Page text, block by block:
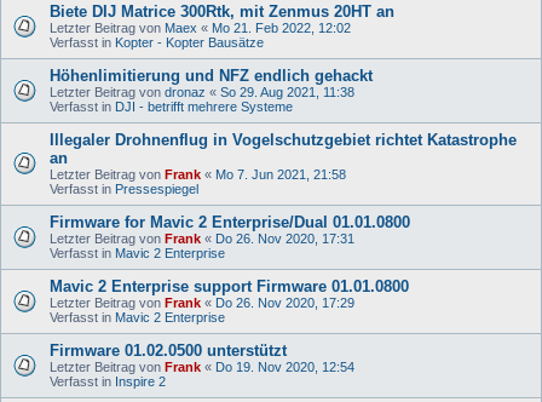
Biete DIJ Matrice 300Rtk, mit Zenmus 20HT an
Letzter Beitrag von Maex « Mo 21. Feb 2022, 12:02
Verfasst in Kopter - Kopter Bausätze
Höhenlimitierung und NFZ endlich gehackt
Letzter Beitrag von dronaz « So 29. Aug 2021, 11:38
Verfasst in DJI - betrifft mehrere Systeme
Illegaler Drohnenflug in Vogelschutzgebiet richtet Katastrophe
an
Letzter Beitrag von Frank « Mo 7. Jun 2021, 21:58
Verfasst in Pressespiegel
Firmware for Mavic 2 Enterprise/Dual 01.01.0800
Letzter Beitrag von Frank « Do 26. Nov 2020, 17:31
Verfasst in Mavic 2 Enterprise
Mavic 2 Enterprise support Firmware 01.01.0800
Letzter Beitrag von Frank « Do 26. Nov 2020, 17:29
Verfasst in Mavic 2 Enterprise
Firmware 01.02.0500 unterstützt
Letzter Beitrag von Frank « Do 19. Nov 2020, 12:54
Verfasst in Inspire 2